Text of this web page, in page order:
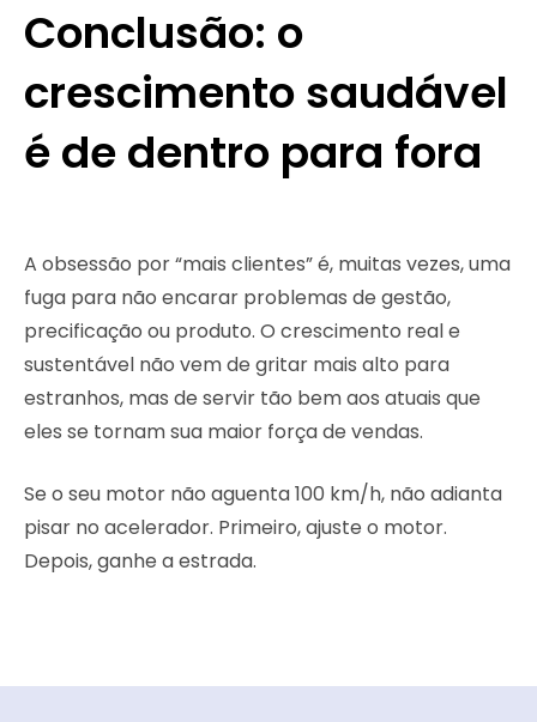
Conclusão: o
crescimento saudável
é de dentro para fora
A obsessão por “mais clientes” é, muitas vezes, uma
fuga para não encarar problemas de gestão,
precificação ou produto. O crescimento real e
sustentável não vem de gritar mais alto para
estranhos, mas de servir tão bem aos atuais que
eles se tornam sua maior força de vendas.
Se o seu motor não aguenta 100 km/h, não adianta
pisar no acelerador. Primeiro, ajuste o motor.
Depois, ganhe a estrada.